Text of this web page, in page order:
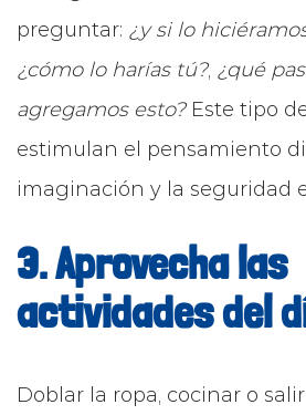
preguntar: ¿y si lo
¿cómo lo harías tú?, ¿qué
agregamos esto?Este tipo
estimulan el pensamiento
imaginación y la seguridad
3. Aprovecha las
actividades del
Doblar la ropa, cocinar o